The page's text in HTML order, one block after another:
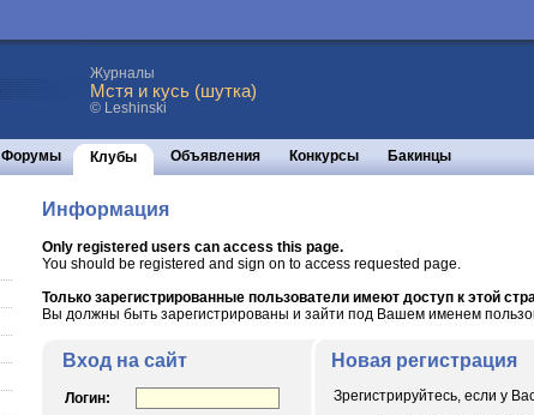
Журналы
Мстя и кусь (шутка)
© Leshinski
Форумы Клубы Объявления Конкурсы Бакинцы
Информация
Only registered users can access this page.
You should be registered and sign on to access requested page.
Только зарегистрированные пользователи имеют доступ к этой
Вы должны быть зарегистрированы и зайти под Вашем именем
Вход на сайт
Логин:
Новая регистрация
Зрегистрируйтесь, если у